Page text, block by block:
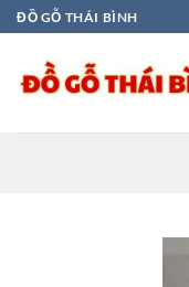
Bỏ
qua
dung
ĐỒ GỖ THÁI BÌNH